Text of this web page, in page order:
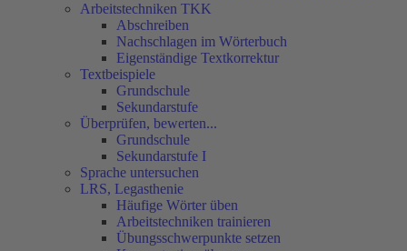
Arbeitstechniken TKK
Abschreiben
Nachschlagen im Wörterbuch
Eigenständige Textkorrektur
Textbeispiele
Grundschule
Sekundarstufe
Überprüfen, bewerten...
Grundschule
Sekundarstufe I
Sprache untersuchen
LRS, Legasthenie
Häufige Wörter üben
Arbeitstechniken trainieren
Übungsschwerpunkte setzen